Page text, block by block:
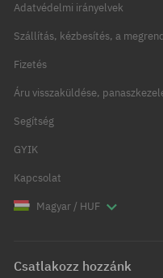
Adatvédelmi irányelvek
Szállítás, kézbesítés, a
Fizetés
Áru visszaküldése,
Segítség
GYIK
Kapcsolat
Magyar / HUF
Csatlakozz hozzánk